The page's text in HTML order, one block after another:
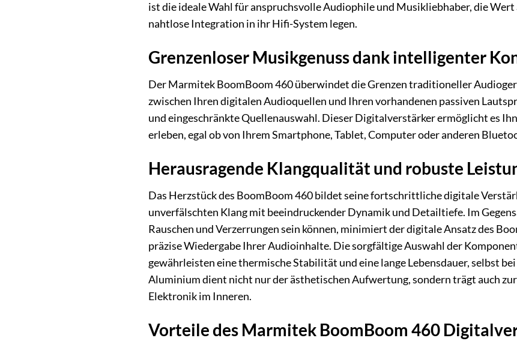
ist die ideale Wahl für anspruchsvolle Audiophile und Musikliebhaber, die
nahtlose Integration in ihr Hifi-System legen.
Grenzenloser Musikgenuss dank intelligenter
Der Marmitek BoomBoom 460 überwindet die Grenzen traditioneller
zwischen Ihren digitalen Audioquellen und Ihren vorhandenen passiven
und eingeschränkte Quellenauswahl. Dieser Digitalverstärker ermöglicht es
erleben, egal ob von Ihrem Smartphone, Tablet, Computer oder anderen
Herausragende Klangqualität und robuste
Das Herzstück des BoomBoom 460 bildet seine fortschrittliche digitale
unverfälschten Klang mit beeindruckender Dynamik und Detailtiefe. Im
Rauschen und Verzerrungen sein können, minimiert der digitale Ansatz des
präzise Wiedergabe Ihrer Audioinhalte. Die sorgfältige Auswahl der
gewährleisten eine thermische Stabilität und eine lange Lebensdauer, selbst
Aluminium dient nicht nur der ästhetischen Aufwertung, sondern trägt auch
Elektronik im Inneren.
Vorteile des Marmitek BoomBoom 460